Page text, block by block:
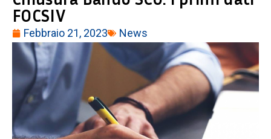
FOCSIV
Febbraio 21, 2023 News